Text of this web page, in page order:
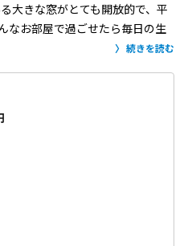
大きな窓がとても開放的で、平
なお部屋で過ごせたら毎日の生
居室はフローリングですが、ロフ
な。
しに、いかがでしょうか？
続きを読む